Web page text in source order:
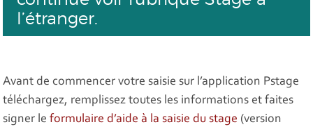
l’étranger.
Avant de commencer votre saisie sur l’application Pstage
téléchargez, remplissez toutes les informations et faites
signer leformulaire d’aide à la saisie du stage (version